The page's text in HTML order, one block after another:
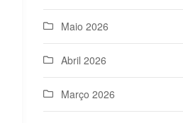
Maio 2026
Abril 2026
Março 2026